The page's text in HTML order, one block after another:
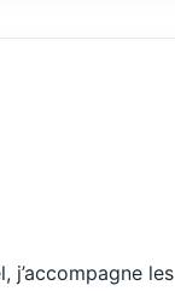
j’accompagne les